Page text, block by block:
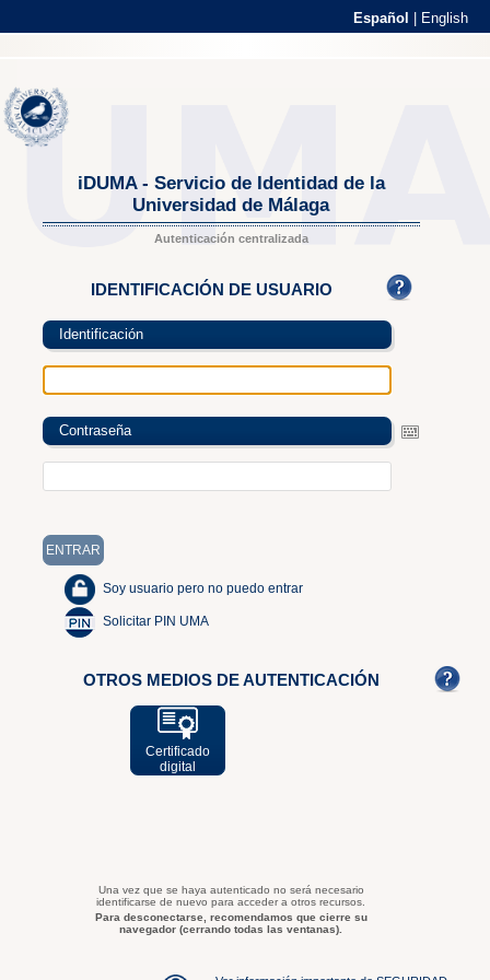
Español English
iDUMA - Servicio de Identidad de la
Universidad de Málaga
Autenticación centralizada
IDENTIFICACIÓN DE USUARIO
Identificación
Contraseña
Soy usuario pero no puedo entrar
Solicitar PIN UMA
OTROS MEDIOS DE AUTENTICACIÓN
Certificado
digital
Una vez que se haya autenticado no será necesario
identificarse de nuevo para acceder a otros recursos.
Para desconectarse, recomendamos que cierre su
navegador (cerrando todas las ventanas).